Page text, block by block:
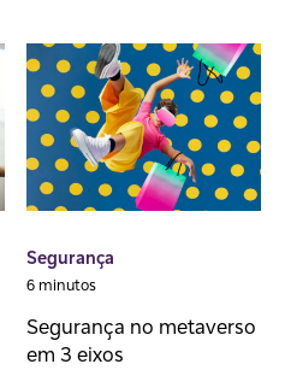
Segurança
6 minutos
Segurança no metaverso
em 3 eixos